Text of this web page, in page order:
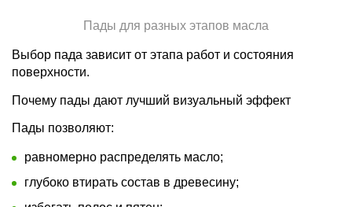
Пады для разных этапов масла
Выбор пада зависит от этапа работ и состояния
поверхности.
Почему пады дают лучший визуальный эффект
Пады позволяют:
равномерно распределять масло;
глубоко втирать состав в древесину;